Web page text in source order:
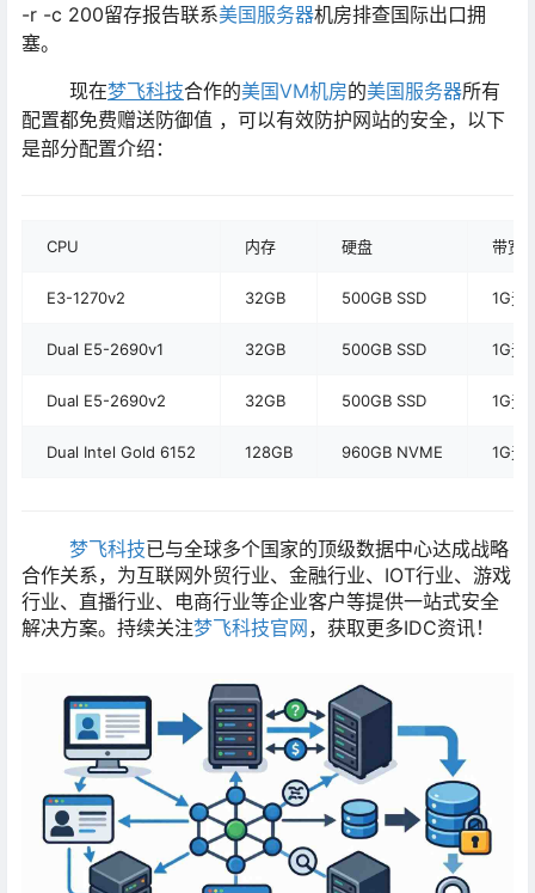
-r -c 200留存报告联系美国服务器机房排查国际出口拥
塞。
现在梦飞科技合作的美国VM机房的美国服务器所有
配置都免费赠送防御值 ，可以有效防护网站的安全，以下
是部分配置介绍：
CPU 内存 硬盘 带宽
E3-1270v2 32GB 500GB SSD 1G无
Dual E5-2690v1 32GB 500GB SSD 1G无
Dual E5-2690v2 32GB 500GB SSD 1G无
Dual Intel Gold 6152 128GB 960GB NVME 1G无
梦飞科技已与全球多个国家的顶级数据中心达成战略
合作关系，为互联网外贸行业、金融行业、IOT行业、游戏
行业、直播行业、电商行业等企业客户等提供一站式安全
解决方案。持续关注梦飞科技官网 ，获取更多IDC资讯！